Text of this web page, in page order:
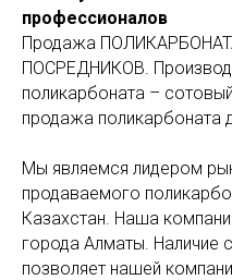
профессионалов
Продажа
ПОСРЕДНИКОВ.
поликарбоната –
продажа поликарбоната
Мы являемся лидером
продаваемого
Казахстан. Наша
города Алматы. Наличие
позволяет нашей